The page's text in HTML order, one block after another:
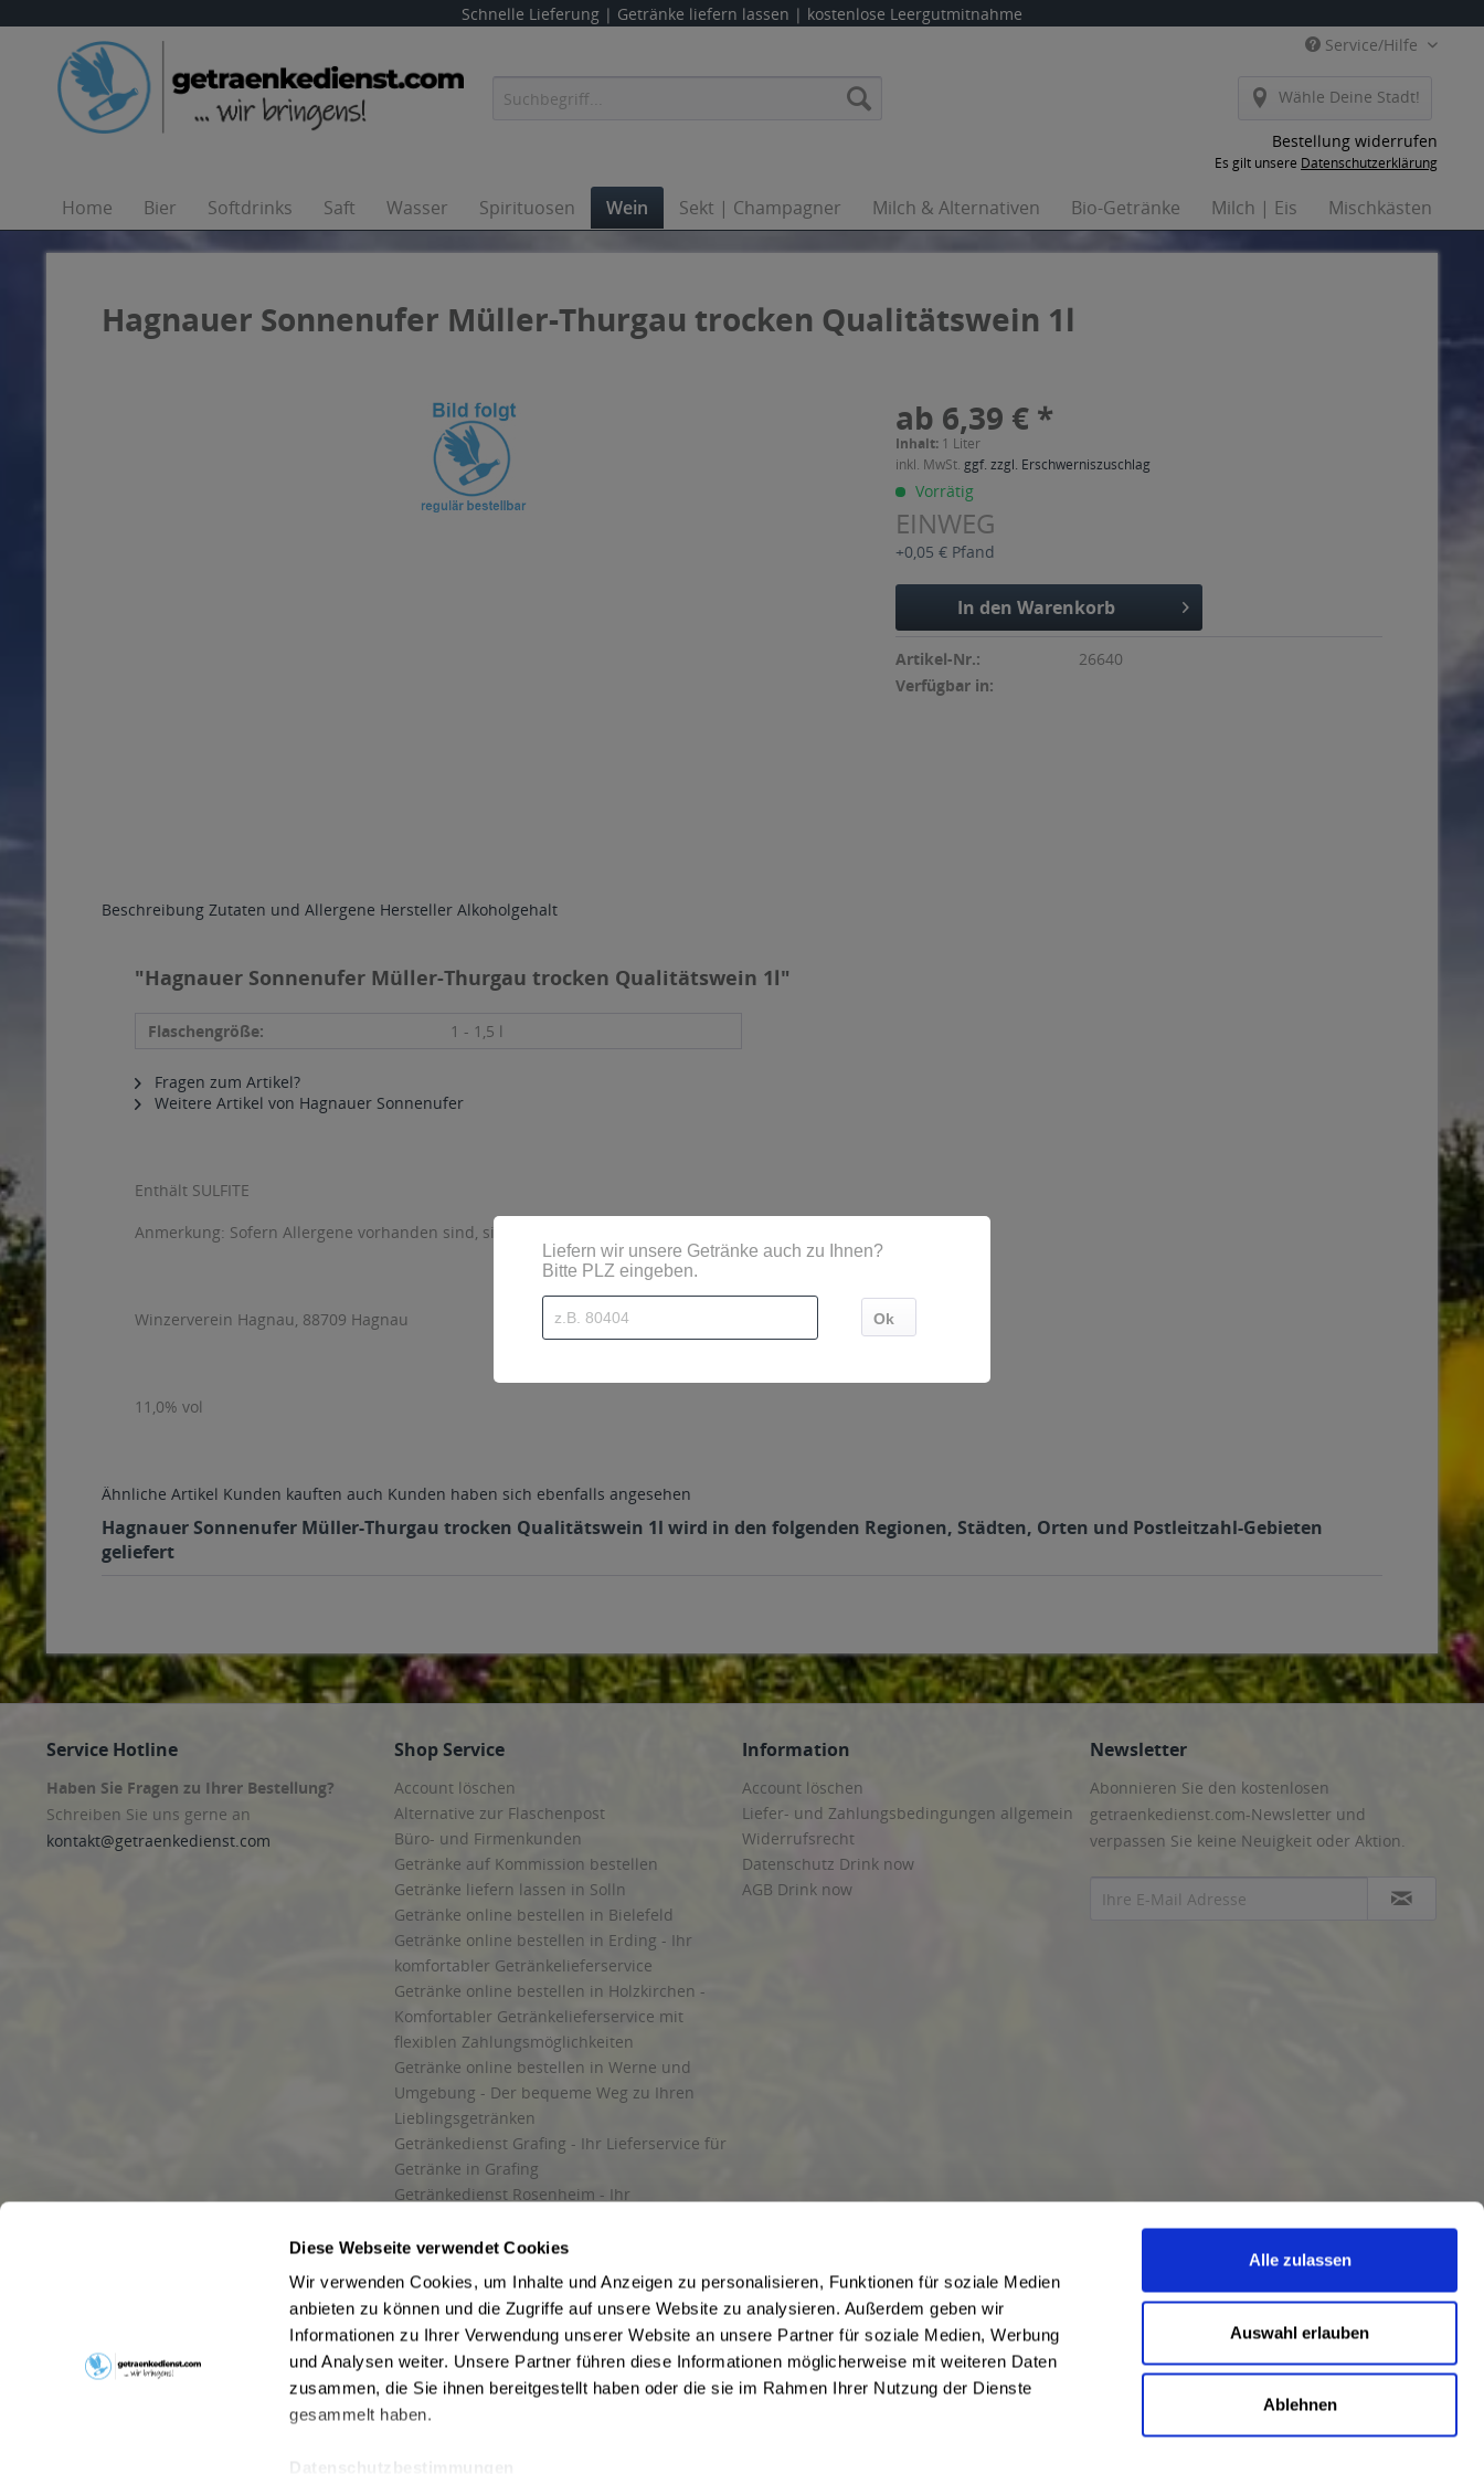
Diese Webseite verwendet Cookies
Wir verwenden Cookies, um Inhalte und Anzeigen zu personalisieren, Funktionen für soziale Medien
anbieten zu können und die Zugriffe auf unsere Website zu analysieren. Außerdem geben wir
Informationen zu Ihrer Verwendung unserer Website an unsere Partner für soziale Medien, Werbung
und Analysen weiter. Unsere Partner führen diese Informationen möglicherweise mit weiteren Daten
zusammen, die Sie ihnen bereitgestellt haben oder die sie im Rahmen Ihrer Nutzung der Dienste
gesammelt haben.
Alle zulassen
Auswahl erlauben
Ablehnen
Schnelle Lieferung | Getränke liefern lassen | kostenlose Leergutmitnahme
Service/Hilfe
Wähle Deine Stadt!
Bestellung widerrufen
Es gilt unsere Datenschutzerklärung
Home Bier Softdrinks Saft Wasser Spirituosen Wein Sekt | Champagner Milch & Alternativen Bio-Getränke Milch | Eis Mischkästen
Hagnauer Sonnenufer Müller-Thurgau trocken Qualitätswein 1l
ab 6,39 € *
Inhalt: 1 Liter
inkl. MwSt. ggf. zzgl. Erschwerniszuschlag
Vorrätig
EINWEG
+0,05 € Pfand
In den Warenkorb
Artikel-Nr.:
26640
Verfügbar in:
Beschreibung Zutaten und Allergene Hersteller Alkoholgehalt
"Hagnauer Sonnenufer Müller-Thurgau trocken Qualitätswein 1l"
Flaschengröße: 1 - 1,5 l
Fragen zum Artikel?
Weitere Artikel von Hagnauer Sonnenufer
Enthält SULFITE
Anmerkung: Sofern Allergene vorhanden sind, sind diese mittels Großbuchstaben besonders hervorgehoben
Winzerverein Hagnau, 88709 Hagnau
11,0% vol
Ähnliche Artikel Kunden kauften auch Kunden haben sich ebenfalls angesehen
Hagnauer Sonnenufer Müller-Thurgau trocken Qualitätswein 1l wird in den folgenden Regionen, Städten, Orten und Postleitzahl-Gebieten
geliefert
Service Hotline
Haben Sie Fragen zu Ihrer Bestellung?
Schreiben Sie uns gerne an
kontakt@getraenkedienst.com
Shop Service
Account löschen
Alternative zur Flaschenpost
Büro- und Firmenkunden
Getränke auf Kommission bestellen
Getränke liefern lassen in Solln
Getränke online bestellen in Bielefeld
Getränke online bestellen in Erding - Ihr
komfortabler Getränkelieferservice
Getränke online bestellen in Holzkirchen -
Komfortabler Getränkelieferservice mit
flexiblen Zahlungsmöglichkeiten
Getränke online bestellen in Werne und
Umgebung - Der bequeme Weg zu Ihren
Lieblingsgetränken
Getränkedienst Grafing - Ihr Lieferservice für
Getränke in Grafing
Getränkedienst Rosenheim - Ihr
und Umgebung
Getränkelieferung in Starnberg
Liefergebiet
Lieferservice für Getränke
Wir liefern Getränke
Kontakt
Newsletter
Information
Account löschen
Liefer- und Zahlungsbedingungen allgemein
Widerrufsrecht
Datenschutz Drink now
AGB Drink now
Newsletter
Abonnieren Sie den kostenlosen
getraenkedienst.com-Newsletter und
verpassen Sie keine Neuigkeit oder Aktion.